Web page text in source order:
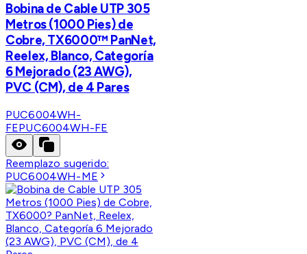
Bobina de Cable UTP 305
Metros (1000 Pies) de
Cobre, TX6000™ PanNet,
Reelex, Blanco, Categoría
6 Mejorado (23 AWG),
PVC (CM), de 4 Pares
PUC6004WH-
FEPUC6004WH-FE
Reemplazo sugerido:
PUC6004WH-ME